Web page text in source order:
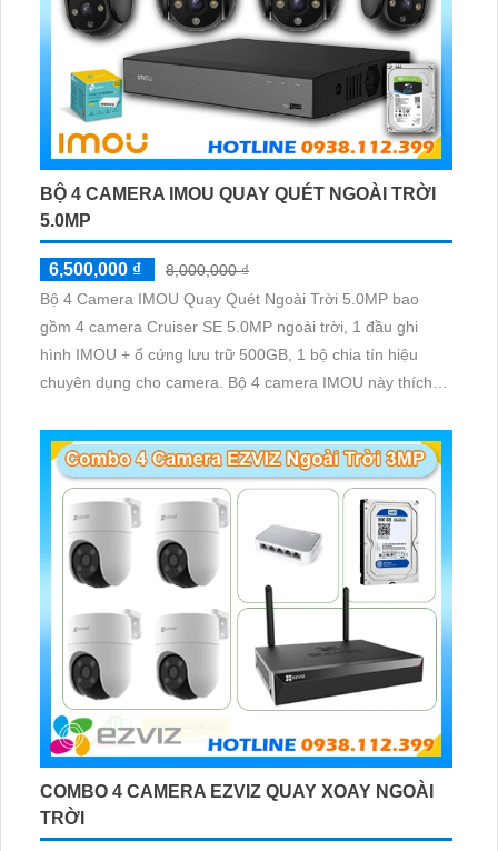
BỘ 4 CAMERA IMOU QUAY QUÉT NGOÀI TRỜI
5.0MP
6,500,000 ₫
8,000,000 ₫
Bộ 4 Camera IMOU Quay Quét Ngoài Trời 5.0MP bao
gồm 4 camera Cruiser SE 5.0MP ngoài trời, 1 đầu ghi
hình IMOU + ổ cứng lưu trữ 500GB, 1 bộ chia tín hiệu
chuyên dụng cho camera. Bộ 4 camera IMOU này thích
cần giám sát ngoài trời
COMBO 4 CAMERA EZVIZ QUAY XOAY NGOÀI
TRỜI